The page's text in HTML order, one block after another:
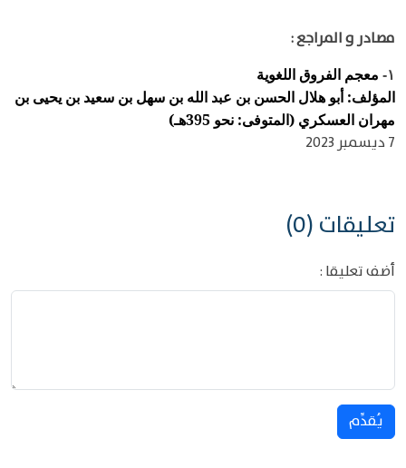
مصادر و المراجع :
١-
معجم الفروق اللغوية
المؤلف: أبو هلال الحسن بن عبد الله بن سهل بن سعيد بن يحيى بن
مهران العسكري (المتوفى: نحو 395هـ)
7 ديسمبر 2023
تعليقات (0)
أضف تعليقا :
يُقدِّم